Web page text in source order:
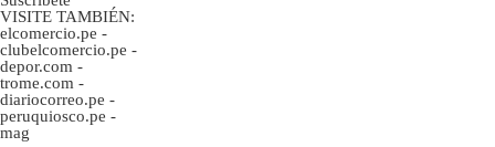
VISITE TAMBIÉN:
elcomercio.pe -
clubelcomercio.pe -
depor.com -
trome.com -
diariocorreo.pe -
peruquiosco.pe -
mag